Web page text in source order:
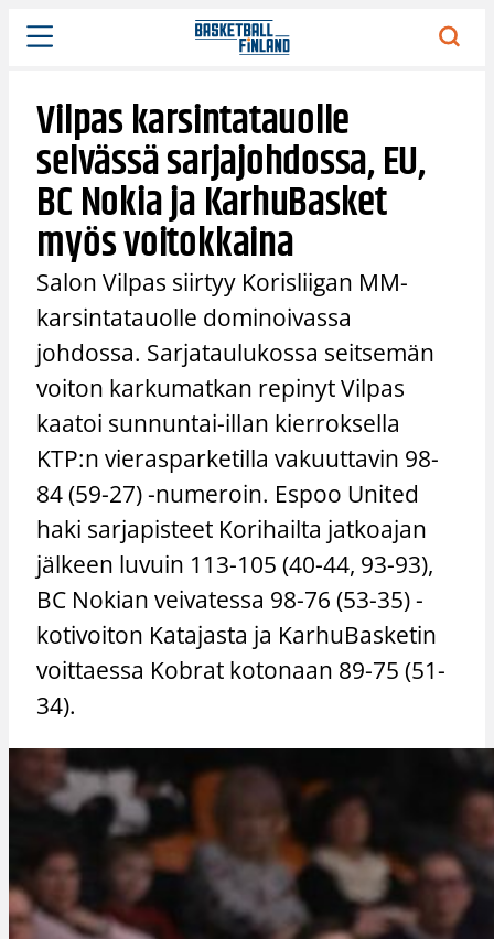
Siirry
sisältöön
Vilpas karsintatauolle
selvässä sarjajohdossa, EU,
BC Nokia ja KarhuBasket
myös voitokkaina
Salon Vilpas siirtyy Korisliigan MM-
karsintatauolle dominoivassa
johdossa. Sarjataulukossa seitsemän
voiton karkumatkan repinyt Vilpas
kaatoi sunnuntai-illan kierroksella
KTP:n vierasparketilla vakuuttavin 98-
84 (59-27) -numeroin. Espoo United
haki sarjapisteet Korihailta jatkoajan
jälkeen luvuin 113-105 (40-44, 93-93),
BC Nokian veivatessa 98-76 (53-35) -
kotivoiton Katajasta ja KarhuBasketin
voittaessa Kobrat kotonaan 89-75 (51-
34).